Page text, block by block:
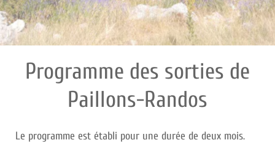
Programme des sorties de
Paillons-Randos
Le programme est établi pour une durée de deux mois.